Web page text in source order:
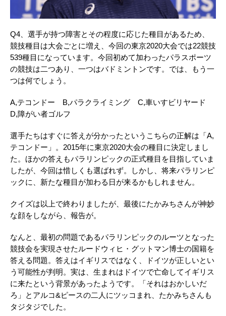
Q4、選手が持つ障害とその程度に応じた種目があるため、
競技種目は大会ごとに増え、今回の東京2020大会では22競技
539種目になっています。今回初めて加わったパラスポーツ
の競技は二つあり、一つはバドミントンです。では、もう一
つは何でしょう。
A,テコンドー B,パラクライミング C,車いすビリヤード
D,障がい者ゴルフ
選手たちはすぐに答えが分かったというこちらの正解は「A,
テコンドー」。2015年に東京2020大会の種目に決定しまし
た。ほかの答えもパラリンピックの正式種目を目指していま
したが、今回は惜しくも選ばれず。しかし、将来パラリンピ
ックに、新たな種目が加わる日が来るかもしれません。
クイズは以上で終わりましたが、最後にたかみちさんが神妙
な顔をしながら、報告が。
なんと、最初の問題であるパラリンピックのルーツとなった
競技会を実現させたルードウィヒ・グットマン博士の国籍を
答える問題。答えはイギリスではなく、ドイツが正しいとい
う可能性が判明。実は、生まれはドイツで亡命してイギリス
に来たという背景があったようです。「それはおかしいだ
ろ」とアルコ&ピースの二人にツッコまれ、たかみちさんも
タジタジでした。